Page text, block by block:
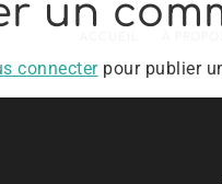
un
connecterpour publier